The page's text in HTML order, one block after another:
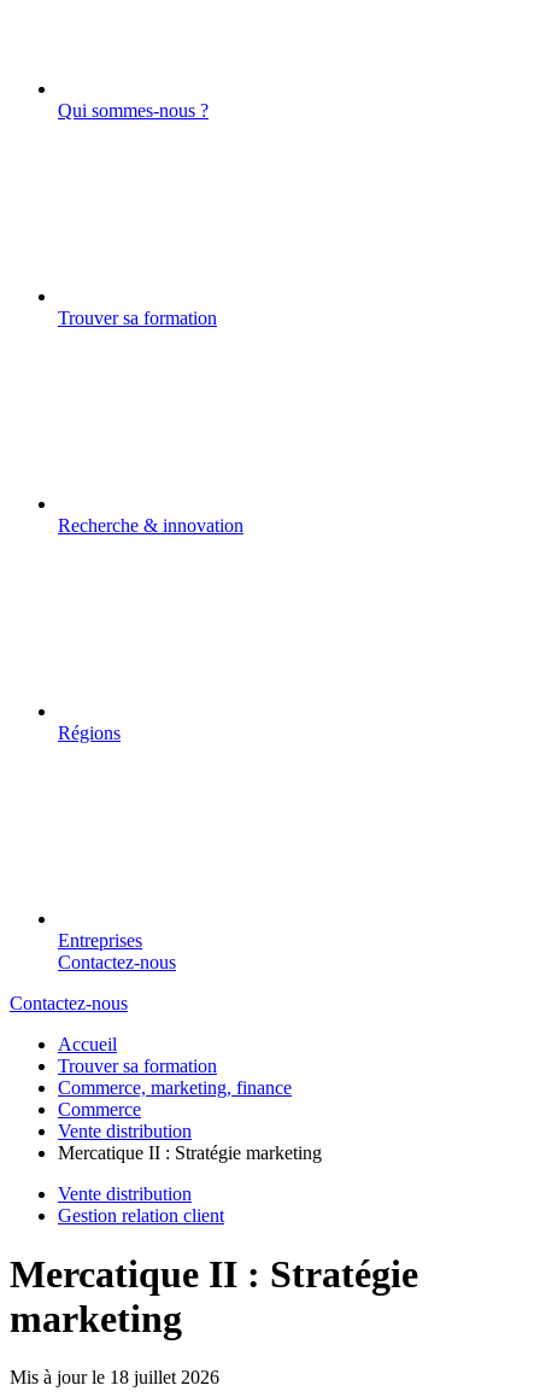
Qui sommes-nous ?
Trouver sa formation
Recherche & innovation
Régions
Entreprises
Contactez-nous
Contactez-nous
Accueil
Trouver sa formation
Commerce, marketing, finance
Commerce
Vente distribution
Mercatique II : Stratégie marketing
Vente distribution
Gestion relation client
Mercatique II : Stratégie
marketing
Mis à jour le 18 juillet 2026